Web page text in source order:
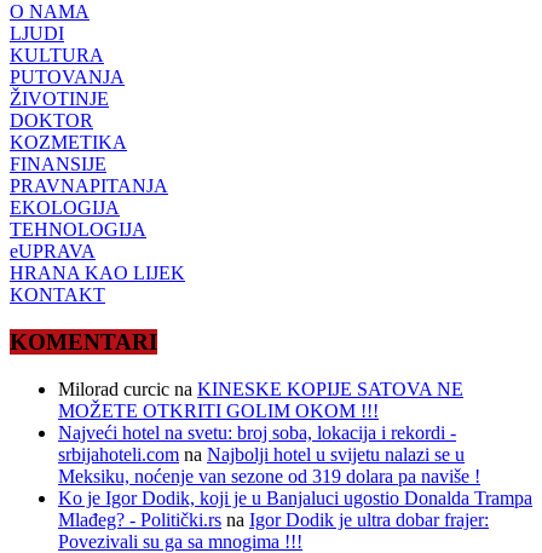
O NAMA
LJUDI
KULTURA
PUTOVANJA
ŽIVOTINJE
DOKTOR
KOZMETIKA
FINANSIJE
PRAVNAPITANJA
EKOLOGIJA
TEHNOLOGIJA
eUPRAVA
HRANA KAO LIJEK
KONTAKT
KOMENTARI
Milorad curcic na KINESKE KOPIJE SATOVA NE
MOŽETE OTKRITI GOLIM OKOM !!!
Najveći hotel na svetu: broj soba, lokacija i rekordi -
srbijahoteli.com na Najbolji hotel u svijetu nalazi se u
Meksiku, noćenje van sezone od 319 dolara pa naviše !
Ko je Igor Dodik, koji je u Banjaluci ugostio Donalda Trampa
Mlađeg? - Politički.rs na Igor Dodik je ultra dobar frajer:
Povezivali su ga sa mnogima !!!